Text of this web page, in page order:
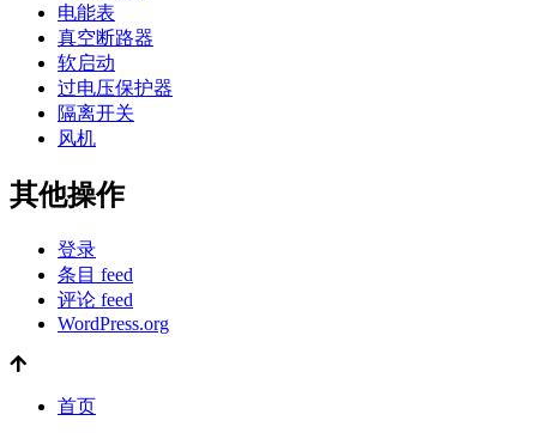
电能表
真空断路器
软启动
过电压保护器
隔离开关
风机
其他操作
登录
条目 feed
评论 feed
WordPress.org
首页